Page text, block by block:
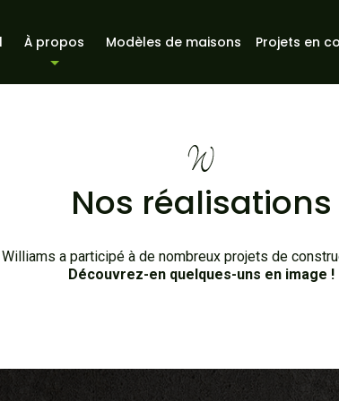
À propos Modèles de maisons Projets en
Nos réalisations
a participé à de nombreux projets de
Découvrez-en quelques-uns en image !